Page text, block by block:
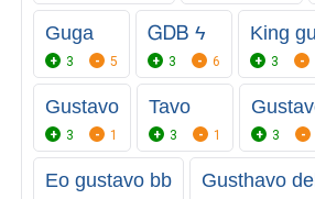
Guga
3 5
ᏀᎠᏴ ϟ
3 6
King
3
Gustavo
3 1
Tavo
3 1 3
Eo gustavo bb Gusthavo